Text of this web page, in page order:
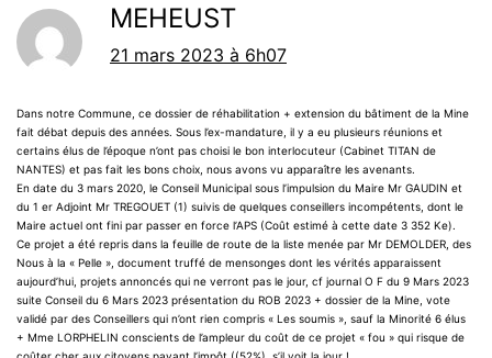
MEHEUST
21 mars 2023 à 6h07
Dans notre Commune, ce dossier de réhabilitation + extension du bâtiment de la Mine
fait débat depuis des années. Sous l’ex-mandature, il y a eu plusieurs réunions et
certains élus de l’époque n’ont pas choisi le bon interlocuteur (Cabinet TITAN de
NANTES) et pas fait les bons choix, nous avons vu apparaître les avenants.
En date du 3 mars 2020, le Conseil Municipal sous l’impulsion du Maire Mr GAUDIN et
du 1 er Adjoint Mr TREGOUET (1) suivis de quelques conseillers incompétents, dont le
Maire actuel ont fini par passer en force l’APS (Coût estimé à cette date 3 352 Ke).
Ce projet a été repris dans la feuille de route de la liste menée par Mr DEMOLDER, des
Nous à la « Pelle », document truffé de mensonges dont les vérités apparaissent
aujourd’hui, projets annoncés qui ne verront pas le jour, cf journal O F du 9 Mars 2023
suite Conseil du 6 Mars 2023 présentation du ROB 2023 + dossier de la Mine, vote
validé par des Conseillers qui n’ont rien compris « Les soumis », sauf la Minorité 6 élus
+ Mme LORPHELIN conscients de l’ampleur du coût de ce projet « fou » qui risque de
coûter cher aux citoyens payant l’impôt ((52%), s’il voit la jour !